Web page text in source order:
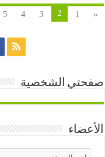
«
1
2
3
4
5
صفحتي الشخصية
الأعضاء